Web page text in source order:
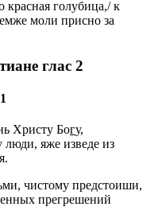
красная голубица,/ к
моли присно за
глас 2
Христу Богу,
люди, яже изведе из
чистому предстоиши,
прегрешений